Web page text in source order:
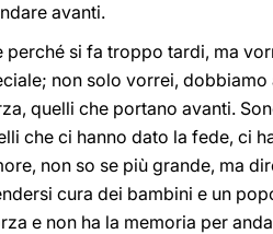
avanti.
perché si fa troppo tardi, ma
non solo vorrei,
quelli che portano avanti.
che ci hanno dato la fede, ci
non so se più grande, ma
cura dei bambini e un
e non ha la memoria per